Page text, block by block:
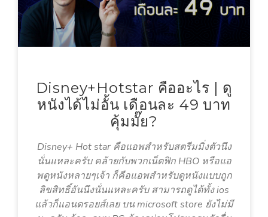
Disney+Hotstar คืออะไร | ดู
หนังได้ไม่อั้น เดือนละ 49 บาท
คุ้มมั๊ย?
Disney+ Hot star คือแอพสำหรับสตรีมมิ่งตัวนึง
นั่นแหละครับ คล้ายกับพวกเน็ตฟิก HBO หรือแอ
พดูหนังหลายๆเจ้า ก็คือแอพสำหรับดูหนังแบบถูก
ลิขสิทธิ์อันนึงนั่นแหละครับ สามารถดูได้ทั้ง ios
แล้วก็แอนดรอยส์เลย บน microsoft store ยังไม่มี